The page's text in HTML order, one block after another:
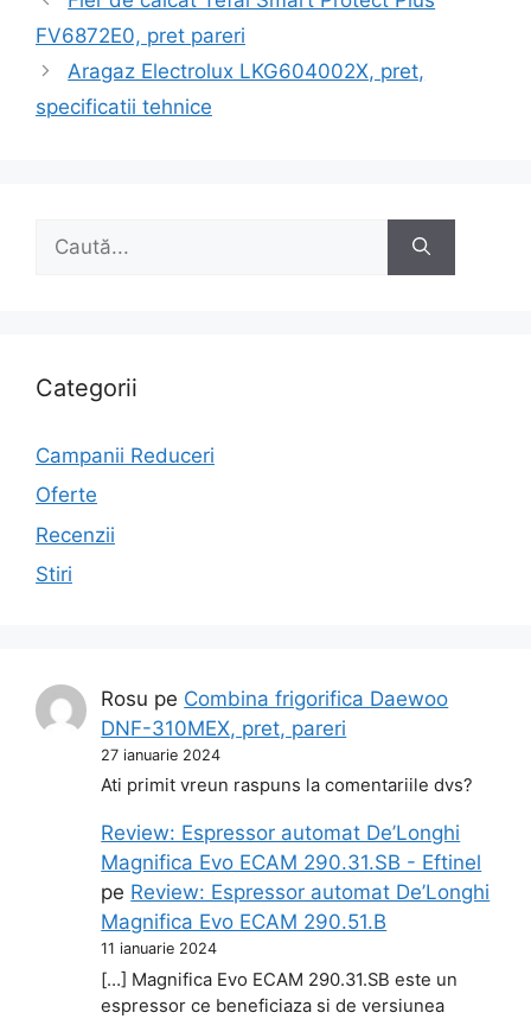
în
FV6872E0, pret pareri
Aragaz Electrolux LKG604002X, pret,
specificatii tehnice
după:
Categorii
Campanii Reduceri
Oferte
Recenzii
Stiri
Rosu pe Combina frigorifica Daewoo
DNF-310MEX, pret, pareri
27 ianuarie 2024
Ati primit vreun raspuns la comentariile dvs?
Review: Espressor automat De’Longhi
Magnifica Evo ECAM 290.31.SB - Eftinel
pe Review: Espressor automat De’Longhi
Magnifica Evo ECAM 290.51.B
11 ianuarie 2024
[…] Magnifica Evo ECAM 290.31.SB este un
espressor ce beneficiaza si de versiunea